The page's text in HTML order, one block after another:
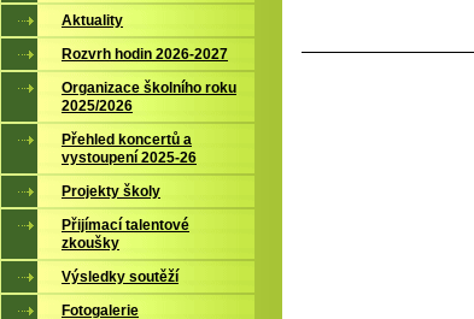
Aktuality
Rozvrh hodin 2026-2027
Organizace školního roku
2025/2026
Přehled koncertů a
vystoupení 2025-26
Projekty školy
Přijímací talentové
zkoušky
Výsledky soutěží
Fotogalerie